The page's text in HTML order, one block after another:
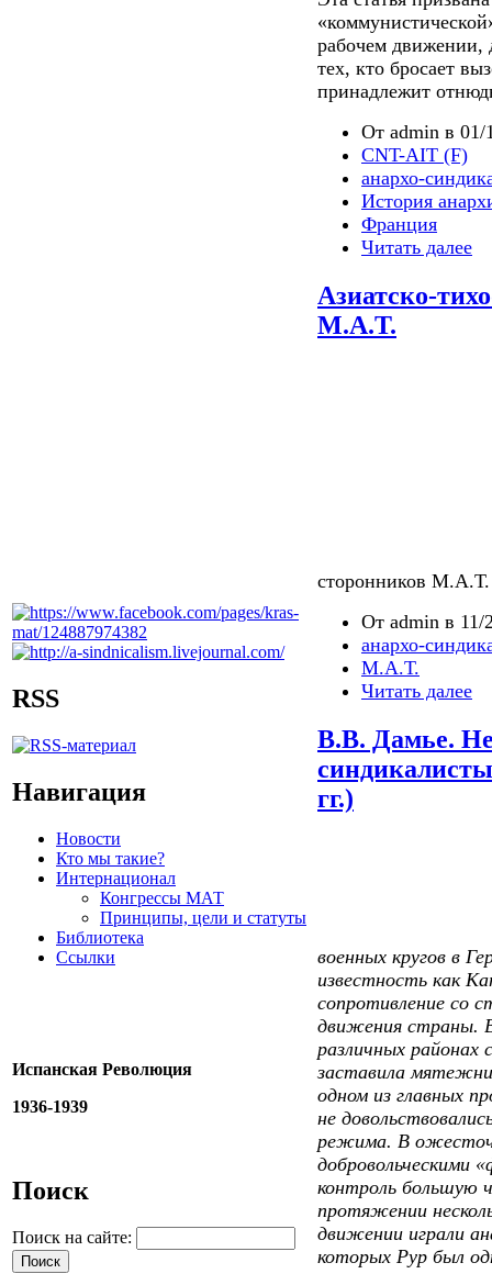
RSS
Навигация
Новости
Кто мы такие?
Интернационал
Конгрессы МАТ
Принципы, цели и статуты
Библиотека
Ссылки
Испанская Революция
1936-1939
Поиск
Поиск на сайте:
рабочем движении,
тех, кто бросает
принадлежит
От admin в 01/
CNT-AIT (F)
анархо-
История
Франция
Читать далее
Азиатско-
М.А.Т.
сторонников М.А.Т.
От admin в 11/
анархо-
М.А.Т.
Читать далее
В.В. Дамье.
гг.)
военных кругов в
известность как
сопротивление со
движения страны.
различных районах
заставила
одном из главных
не
режима. В
добровольческими
контроль большую
протяжении
движении играли
которых Рур был